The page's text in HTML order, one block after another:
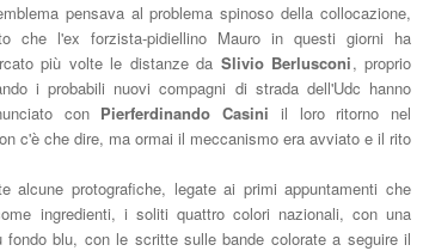
pensava al problema spinoso della collocazione,
che l'ex forzista-pidiellino Mauro in questi giorni ha
più volte le distanze da Slivio Berlusconi, proprio
i probabili nuovi compagni di strada dell'Udc hanno
con Pierferdinando Casini il loro ritorno nel
c'è che dire, ma ormai il meccanismo era avviato e il rito
alcune protografiche, legate ai primi appuntamenti che
ingredienti, i soliti quattro colori nazionali, con una
blu, con le scritte sulle bande colorate a seguire il